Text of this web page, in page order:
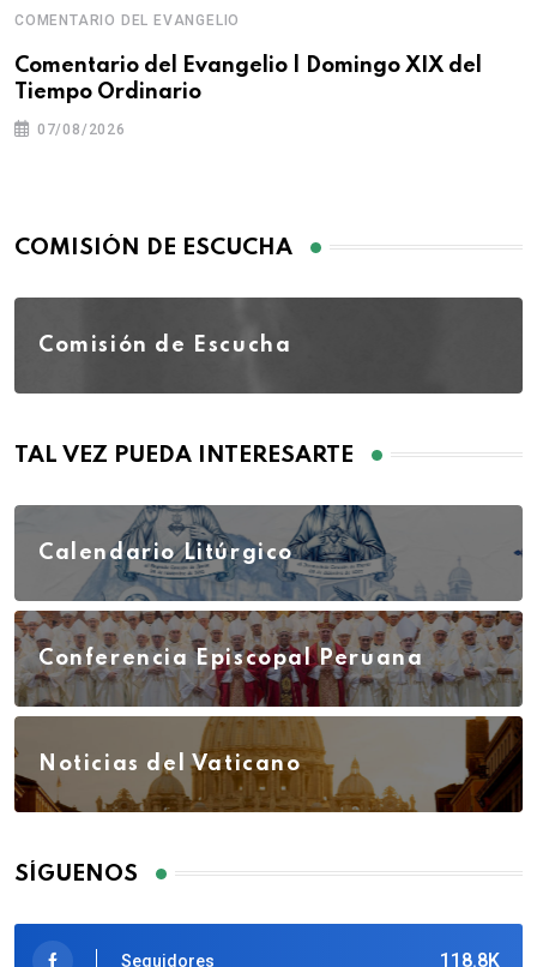
COMENTARIO DEL EVANGELIO
Comentario del Evangelio | Domingo XIX del
Tiempo Ordinario
07/08/2026
COMISIÓN DE ESCUCHA
Comisión de Escucha
TAL VEZ PUEDA INTERESARTE
Calendario Litúrgico
Conferencia Episcopal Peruana
Noticias del Vaticano
SÍGUENOS
118.8K
Seguidores